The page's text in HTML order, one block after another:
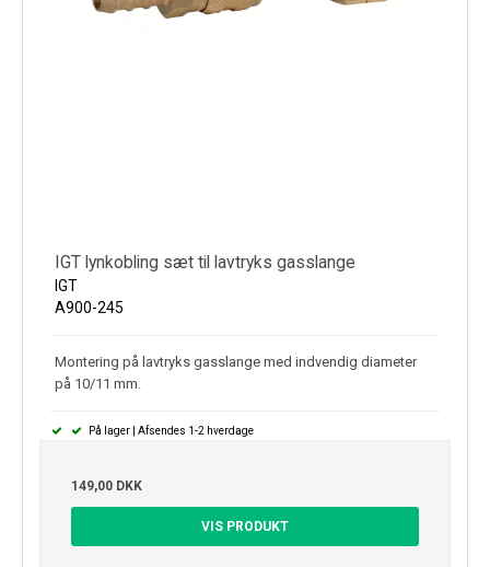
IGT lynkobling sæt til lavtryks gasslange
IGT
A900-245
Montering på lavtryks gasslange med indvendig diameter
på 10/11 mm.
På lager | Afsendes 1-2 hverdage
149,00 DKK
VIS PRODUKT